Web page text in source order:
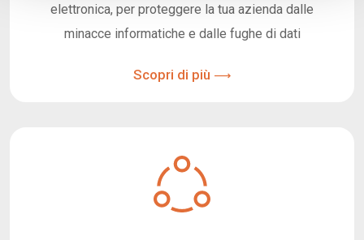
elettronica, per proteggere la tua azienda dalle
minacce informatiche e dalle fughe di dati
Scopri di più